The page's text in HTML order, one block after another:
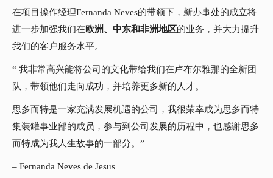
在项目操作经理Fernanda Neves的带领下，新办事处的成立将
进一步加强我们在欧洲、中东和非洲地区的业务，并大力提升
我们的客户服务水平。
“ 我非常高兴能将公司的文化带给我们在卢布尔雅那的全新团
队，带领他们走向成功，并培养更多新的人才。
思多而特是一家充满发展机遇的公司，我很荣幸成为思多而特
集装罐事业部的成员，参与到公司发展的历程中，也感谢思多
而特成为我人生故事的一部分。”
– Fernanda Neves de Jesus